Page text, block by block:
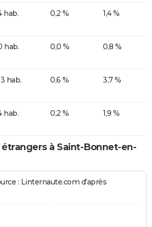
hab. 0,2 % 1,4 %
hab. 0,0 % 0,8 %
hab. 0,6 % 3,7 %
hab. 0,2 % 1,9 %
à Saint-Bonnet-en-
: Linternaute.com d'après